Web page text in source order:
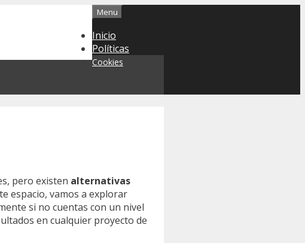
Menu
Inicio
Políticas
Cookies
pero existen alternativas
espacio, vamos a explorar
si no cuentas con un nivel
en cualquier proyecto de